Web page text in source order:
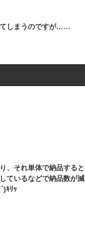
てしまうのですが……
、それ単体で納品すると
ているなどで納品数が減
ｷﾘｯ